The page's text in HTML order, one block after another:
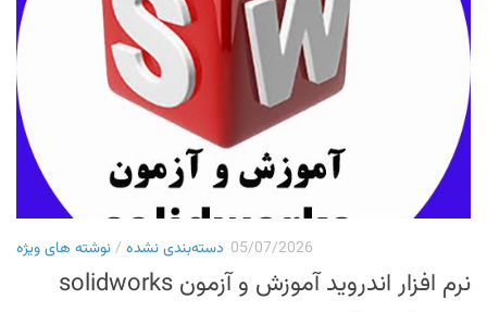
دسته‌بندی نشده /نوشته های ویژه 05/07/2026
نرم افزار اندروید آموزش و آزمون solidworks